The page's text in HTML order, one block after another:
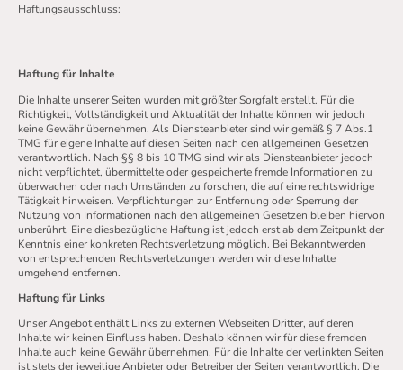
Haftungsausschluss:
Haftung für Inhalte
Die Inhalte unserer Seiten wurden mit größter Sorgfalt erstellt. Für die
Richtigkeit, Vollständigkeit und Aktualität der Inhalte können wir jedoch
keine Gewähr übernehmen. Als Diensteanbieter sind wir gemäß § 7 Abs.1
TMG für eigene Inhalte auf diesen Seiten nach den allgemeinen Gesetzen
verantwortlich. Nach §§ 8 bis 10 TMG sind wir als Diensteanbieter jedoch
nicht verpflichtet, übermittelte oder gespeicherte fremde Informationen zu
überwachen oder nach Umständen zu forschen, die auf eine rechtswidrige
Tätigkeit hinweisen. Verpflichtungen zur Entfernung oder Sperrung der
Nutzung von Informationen nach den allgemeinen Gesetzen bleiben hiervon
unberührt. Eine diesbezügliche Haftung ist jedoch erst ab dem Zeitpunkt der
Kenntnis einer konkreten Rechtsverletzung möglich. Bei Bekanntwerden
von entsprechenden Rechtsverletzungen werden wir diese Inhalte
umgehend entfernen.
Haftung für Links
Unser Angebot enthält Links zu externen Webseiten Dritter, auf deren
Inhalte wir keinen Einfluss haben. Deshalb können wir für diese fremden
Inhalte auch keine Gewähr übernehmen. Für die Inhalte der verlinkten Seiten
ist stets der jeweilige Anbieter oder Betreiber der Seiten verantwortlich. Die